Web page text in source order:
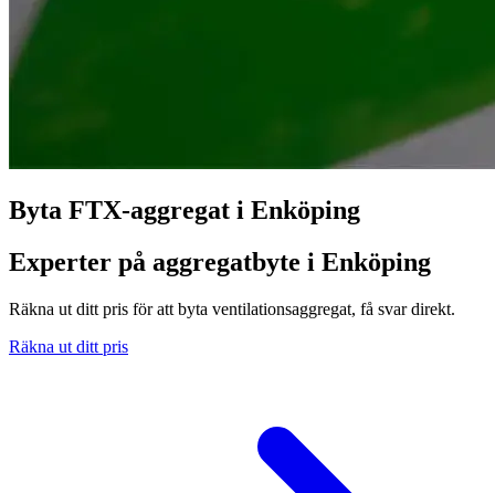
Byta FTX-aggregat i Enköping
Experter på aggregatbyte i Enköping
Räkna ut ditt pris för att byta ventilationsaggregat, få svar direkt.
Räkna ut ditt pris